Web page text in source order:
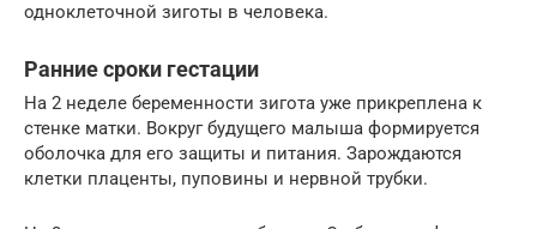
одноклеточной зиготы в человека.
Ранние сроки гестации
На 2 неделе беременности зигота уже прикреплена к
стенке матки. Вокруг будущего малыша формируется
оболочка для его защиты и питания. Зарождаются
клетки плаценты, пуповины и нервной трубки.